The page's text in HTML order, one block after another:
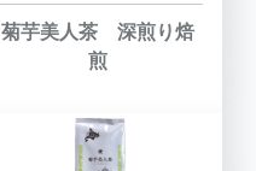
菊芋美人茶 深煎り焙
煎